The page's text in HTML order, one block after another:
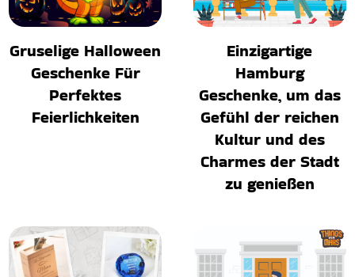
Gruselige Halloween
Geschenke Für
Perfektes
Feierlichkeiten
Einzigartige
Hamburg
Geschenke, um das
Gefühl der reichen
Kultur und des
Charmes der Stadt
zu genießen